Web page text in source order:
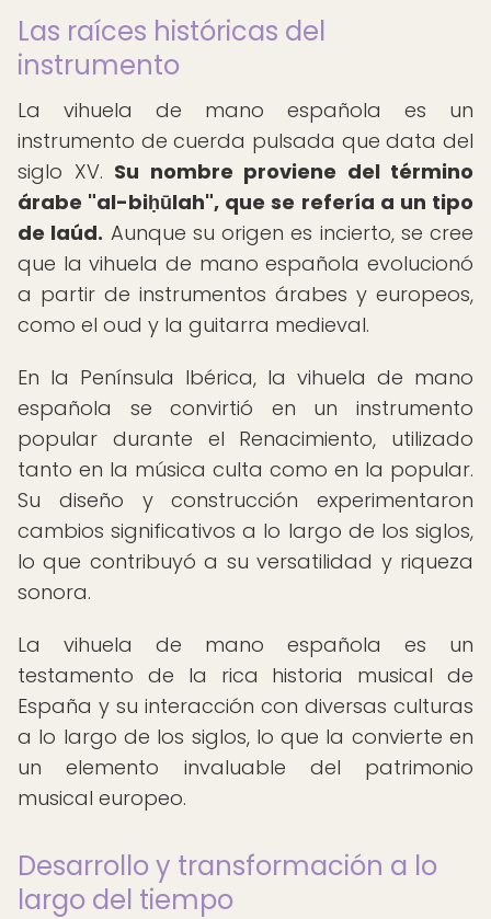
Las raíces históricas del
instrumento
La vihuela de mano española es un
instrumento de cuerda pulsada que data del
siglo XV. Su nombre proviene del término
árabe "al-biḥūlah", que se refería a un tipo
de laúd. Aunque su origen es incierto, se cree
que la vihuela de mano española evolucionó
a partir de instrumentos árabes y europeos,
como el oud y la guitarra medieval.
En la Península Ibérica, la vihuela de mano
española se convirtió en un instrumento
popular durante el Renacimiento, utilizado
tanto en la música culta como en la popular.
Su diseño y construcción experimentaron
cambios significativos a lo largo de los siglos,
lo que contribuyó a su versatilidad y riqueza
sonora.
La vihuela de mano española es un
testamento de la rica historia musical de
España y su interacción con diversas culturas
a lo largo de los siglos, lo que la convierte en
un elemento invaluable del patrimonio
musical europeo.
Desarrollo y transformación a lo
largo del tiempo